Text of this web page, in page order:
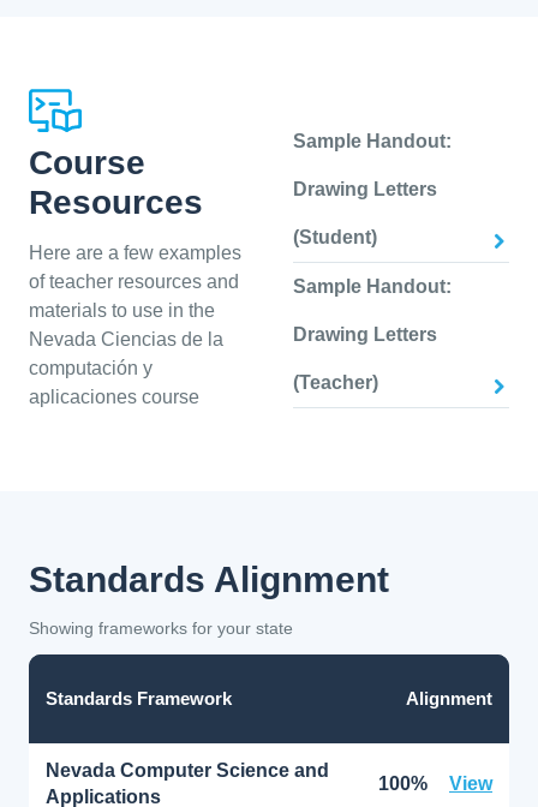
Course
Resources
Here are a few examples
of teacher resources and
materials to use in the
Nevada Ciencias de la
computación y
aplicaciones course
Sample Handout:
Drawing Letters
(Student)
Sample Handout:
Drawing Letters
(Teacher)
Standards Alignment
Showing frameworks for your state
Standards Framework Alignment
Nevada Computer Science and
Applications
100% View